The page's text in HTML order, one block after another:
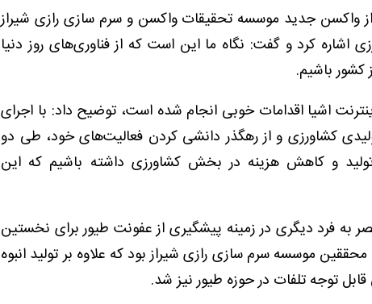
از واکسن جدید موسسه تحقیقات واکسن و سرم سازی رازی شیراز
اشاره کرد و گفت: نگاه ما این است که از فناوری‌های روز دنیا
کشور باشیم.
اشیا اقدامات خوبی انجام شده است، توضیح داد: با اجرای
کشاورزی و از رهگذر دانشی کردن فعالیت‌های خود، طی دو
افزایش تولید و کاهش هزینه در بخش کشاورزی داشته باشیم که این
فرد دیگری در زمینه پیشگیری از عفونت طیور برای نخستین
موسسه سرم سازی رازی شیراز بود که علاوه بر تولید انبوه
توجه تلفات در حوزه طیور نیز شد.